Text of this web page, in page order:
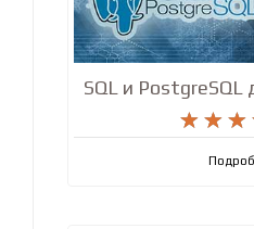
SQL и
  
  